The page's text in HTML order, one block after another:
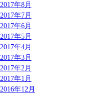
2017年8月
2017年7月
2017年6月
2017年5月
2017年4月
2017年3月
2017年2月
2017年1月
2016年12月